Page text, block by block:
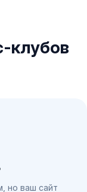
клубов
но ваш сайт